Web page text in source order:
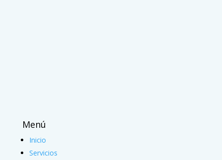
Menú
Inicio
Servicios